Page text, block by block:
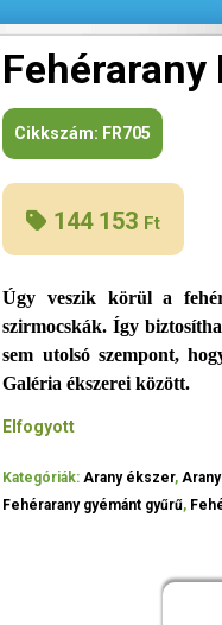
Cikkszám: FR705
144 153 Ft
Úgy veszik körül a
szirmocskák. Így
sem utolsó szempont,
Galéria ékszerei között.
Elfogyott
Kategóriák:Arany ékszer,
Fehérarany gyémánt gyűrű,